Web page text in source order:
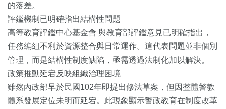
的落差。
評鑑機制已明確指出結構性問題
高等教育評鑑中心基金會 與教育部評鑑意見已明確指出，
任務編組不利於資源整合與日常運作。這代表問題並非個別
管理，而是結構性制度缺陷，亟需透過法制化加以解決。
政策推動延宕反映組織治理困境
雖然內政部早於民國102年即提出修法草案，但因整體警教
體系發展定位未明而延宕。此現象顯示警政教育在制度改革